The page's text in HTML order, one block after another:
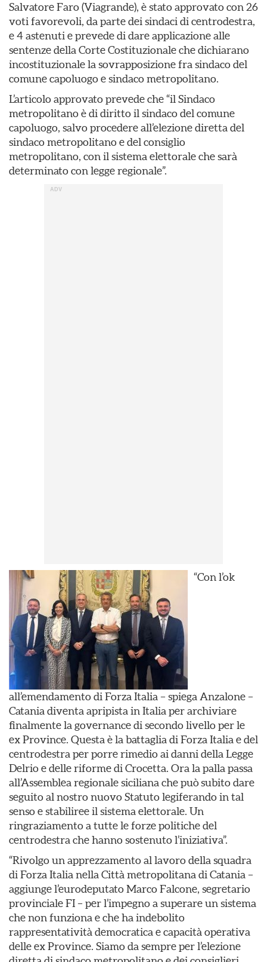
Salvatore Faro (Viagrande), è stato approvato con 26
voti favorevoli, da parte dei sindaci di centrodestra,
e 4 astenuti e prevede di dare applicazione alle
sentenze della Corte Costituzionale che dichiarano
incostituzionale la sovrapposizione fra sindaco del
comune capoluogo e sindaco metropolitano.
L’articolo approvato prevede che “il Sindaco
metropolitano è di diritto il sindaco del comune
capoluogo, salvo procedere all’elezione diretta del
sindaco metropolitano e del consiglio
metropolitano, con il sistema elettorale che sarà
determinato con legge regionale”.
“Con l’ok
all’emendamento di Forza Italia – spiega Anzalone –
Catania diventa apripista in Italia per archiviare
finalmente la governance di secondo livello per le
ex Province. Questa è la battaglia di Forza Italia e del
centrodestra per porre rimedio ai danni della Legge
Delrio e delle riforme di Crocetta. Ora la palla passa
all’Assemblea regionale siciliana che può subito dare
seguito al nostro nuovo Statuto legiferando in tal
senso e stabiliree il sistema elettorale. Un
ringraziamento a tutte le forze politiche del
centrodestra che hanno sostenuto l’iniziativa”.
“Rivolgo un apprezzamento al lavoro della squadra
di Forza Italia nella Città metropolitana di Catania –
aggiunge l’eurodeputato Marco Falcone, segretario
provinciale FI – per l’impegno a superare un sistema
che non funziona e che ha indebolito
rappresentatività democratica e capacità operativa
delle ex Province. Siamo da sempre per l’elezione